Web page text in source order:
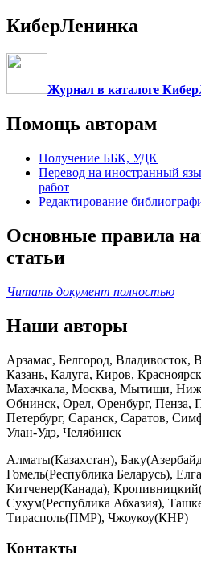
КиберЛенинка
Журнал в каталоге
Помощь авторам
Получение ББК, УДК
Перевод на иностранный
работ
Редактирование
Основные правила
статьи
Читать документ полностью
Наши авторы
Арзамас, Белгород, Владивосток,
Казань, Калуга, Киров,
Махачкала, Москва, Мытищи,
Обнинск, Орел, Оренбург, Пенза,
Петербург, Саранск, Саратов,
Улан-Удэ, Челябинск
Алматы(Казахстан),
Гомель(Республика Беларусь),
Китченер(Канада),
Сухум(Республика Абхазия),
Тирасполь(ПМР), Чжоукоу(КНР)
Контакты